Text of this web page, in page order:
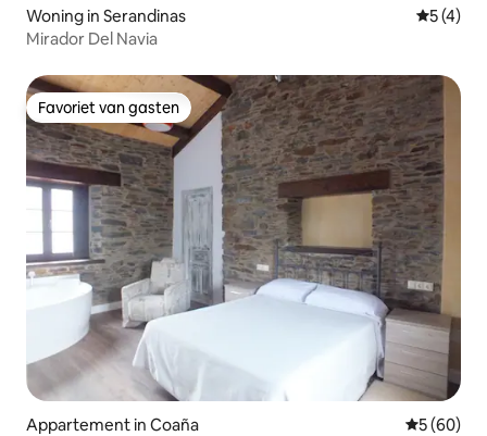
Woning in Serandinas
5 (4)
Mirador Del Navia
Favoriet van gasten
Favoriet van gasten
Appartement in Coaña
5 (60)